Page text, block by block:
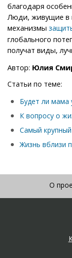
благодаря
Люди, живущие в
механизмы
глобального
получат виды,
Автор: Юлия
Статьи по теме:
Будет ли мама
К вопросу о
Самый
Жизнь вблизи
О